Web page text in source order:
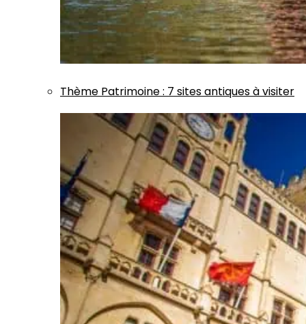
Thème Patrimoine: 7 sites antiques à visiter